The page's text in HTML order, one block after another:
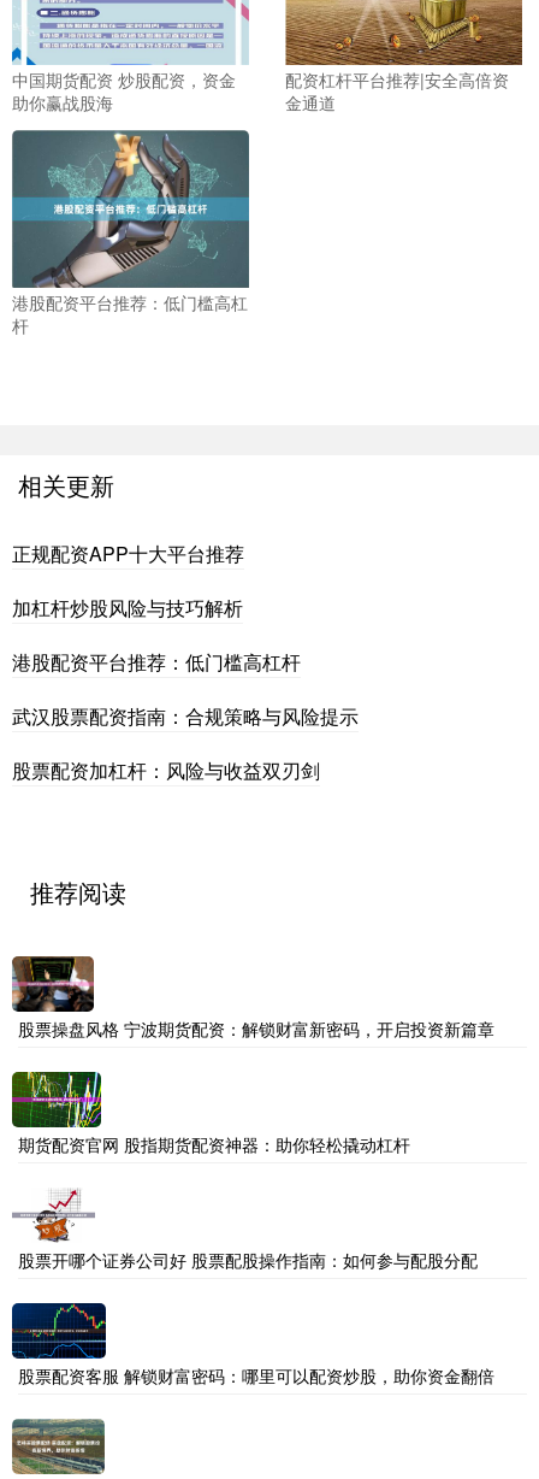
中国期货配资 炒股配资，资金
助你赢战股海
配资杠杆平台推荐|安全高倍资
金通道
港股配资平台推荐：低门槛高杠
杆
相关更新
正规配资APP十大平台推荐
加杠杆炒股风险与技巧解析
港股配资平台推荐：低门槛高杠杆
武汉股票配资指南：合规策略与风险提示
股票配资加杠杆：风险与收益双刃剑
推荐阅读
股票操盘风格 宁波期货配资：解锁财富新密码，开启投资新篇章
期货配资官网 股指期货配资神器：助你轻松撬动杠杆
股票开哪个证券公司好 股票配股操作指南：如何参与配股分配
股票配资客服 解锁财富密码：哪里可以配资炒股，助你资金翻倍